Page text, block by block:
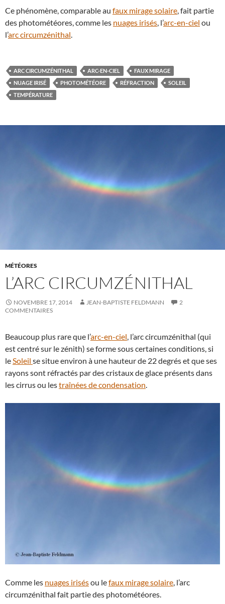
Ce phénomène, comparable au faux mirage solaire, fait partie
des photométéores, comme les nuages irisés, l’arc-en-ciel ou
l’arc circumzénithal.
ARC CIRCUMZÉNITHAL ARC-EN-CIEL
FAUX MIRAGE
NUAGE IRISÉ
PHOTOMÉTÉORE RÉFRACTION
SOLEIL
TEMPÉRATURE
MÉTÉORES
L’ARC CIRCUMZÉNITHAL
NOVEMBRE 17, 2014 JEAN-BAPTISTE FELDMANN
2
COMMENTAIRES
Beaucoup plus rare que l’arc-en-ciel, l’arc circumzénithal (qui
est centré sur le zénith) se forme sous certaines conditions, si
leSoleil se situe environ à une hauteur de 22 degrés et que ses
rayons sont réfractés par des cristaux de glace présents dans
les cirrus ou lestraînées de condensation.
Comme les nuages irisésou lefaux mirage solaire , l’arc
circumzénithal fait partie des photométéores.